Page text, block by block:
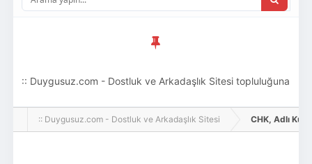
:: Duygusuz.com - Dostluk ve Arkadaşlık Sitesi topluluğuna
hoş geldin ziyaretçi! Aramıza katılmak istersen kayıt
:: Duygusuz.com - Dostluk ve Arkadaşlık Sitesi CHK, Adlı